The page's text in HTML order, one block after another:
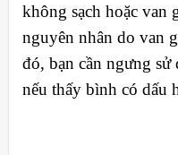
không sạch hoặc van
nguyên nhân do van
đó, bạn cần ngưng
nếu thấy bình có dấu